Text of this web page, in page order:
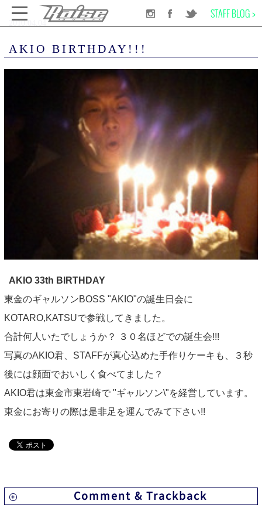
STAFF BLOG >
AKIO BIRTHDAY!!!
SURF BOARD
WET SUITS
SURF GEAR
APPAREL
SCHOOL
INFORMATION
NEWS
ABOUT US
CONTACT
2010.04.04
AKIO BIRTHDAY!!!
AKIO 33th BIRTHDAY
東金のギャルソンBOSS "AKIO"の誕生日会に
KOTARO,KATSUで参戦してきました。
合計何人いたでしょうか？ ３０名ほどでの誕生会!!!
写真のAKIO君、STAFFが真心込めた手作りケーキも、３秒
後には顔面でおいしく食べてました？
AKIO君は東金市東岩崎で "ギャルソン\"を経営しています。
東金にお寄りの際は是非足を運んでみて下さい!!
Comment & Trackback